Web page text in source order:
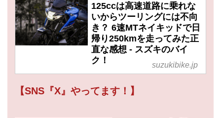
125ccは高速道路に乗れな
いからツーリングには不向
き？ 6速MTネイキッドで日
帰り250kmを走ってみた正
直な感想 - スズキのバイ
ク！
suzukibike.jp
【SNS『X』やってます！】